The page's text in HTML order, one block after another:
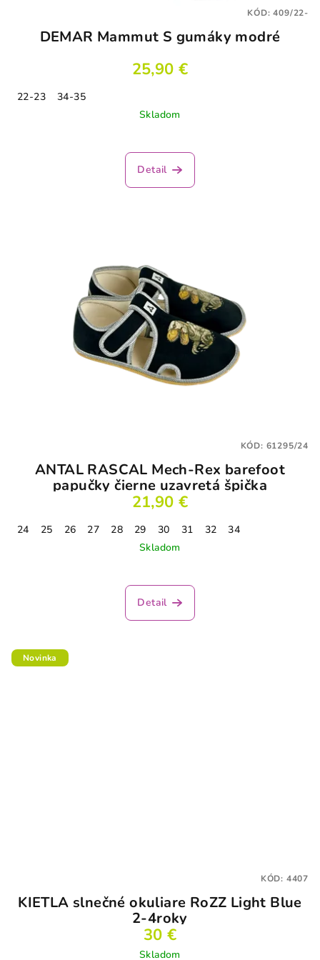
DEMAR Mammut S gumáky modré
25,90 €
22-23
34-35
Skladom
Detail
KÓD:409/22-
ANTAL RASCAL Mech-Rex barefoot
papučky čierne uzavretá špička
21,90 €
24 25 26 27 28 29 30 31 32
34
Skladom
Detail
KÓD: 61295/24
Novinka
KIETLA slnečné okuliare RoZZ Light Blue
2-4roky
30 €
Skladom
KÓD: 4407